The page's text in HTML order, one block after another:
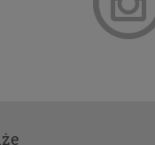
oraz adres. Dane